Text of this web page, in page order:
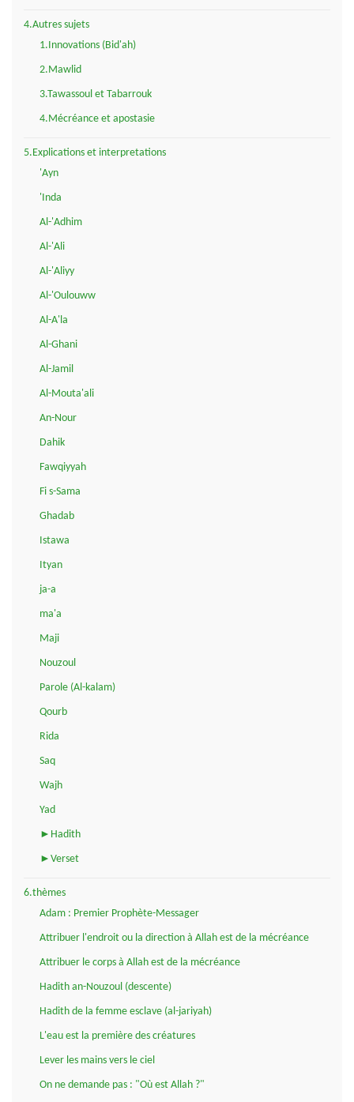
4.Autres sujets
1.Innovations (Bid'ah)
2.Mawlid
3.Tawassoul et Tabarrouk
4.Mécréance et apostasie
5.Explications et interpretations
'Ayn
'Inda
Al-'Adhim
Al-'Ali
Al-'Aliyy
Al-'Oulouww
Al-A'la
Al-Ghani
Al-Jamil
Al-Mouta'ali
An-Nour
Dahik
Fawqiyyah
Fi s-Sama
Ghadab
Istawa
Ityan
ja-a
ma'a
Maji
Nouzoul
Parole (Al-kalam)
Qourb
Rida
Saq
Wajh
Yad
►Hadith
►Verset
6.thèmes
Adam : Premier Prophète-Messager
Attribuer l'endroit ou la direction à Allah est de la mécréance
Attribuer le corps à Allah est de la mécréance
Hadith an-Nouzoul (descente)
Hadith de la femme esclave (al-jariyah)
L'eau est la première des créatures
Lever les mains vers le ciel
On ne demande pas : "Où est Allah ?"